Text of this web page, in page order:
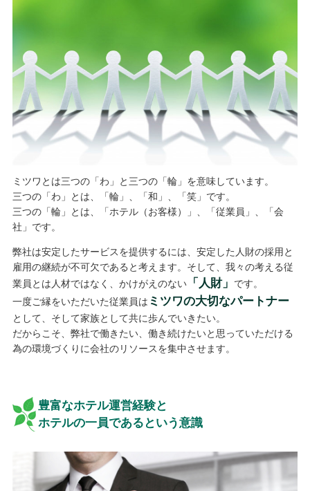
ミツワとは三つの「わ」と三つの「輪」を意味しています。
三つの「わ」とは、「輪」、「和」、「笑」です。
三つの「輪」とは、「ホテル（お客様）」、「従業員」、「会
社」です。
弊社は安定したサービスを提供するには、安定した人財の採用と
雇用の継続が不可欠であると考えます。そして、我々の考える従
業員とは人材ではなく、かけがえのない「人財」
です。
一度ご縁をいただいた従業員は ミツワの大切なパートナー
として、そして家族として共に歩んでいきたい。
だからこそ、弊社で働きたい、働き続けたいと思っていただける
為の環境づくりに会社のリソースを集中させます。
豊富なホテル運営経験と
ホテルの一員であるという意識